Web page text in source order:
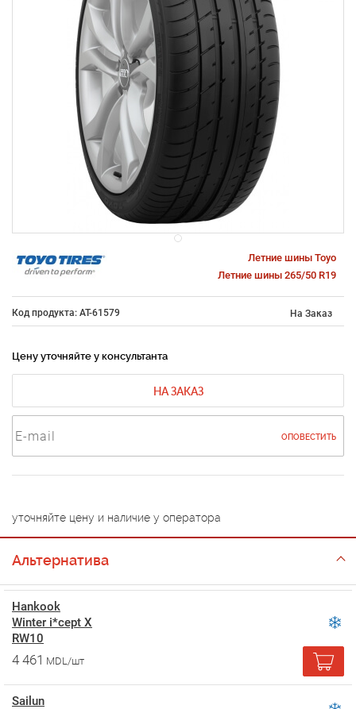
Летние шины Toyo
Летние шины 265/50 R19
Код продукта: AT-61579 На Заказ
Цену уточняйте у консультанта
НА ЗАКАЗ
ОПОВЕСТИТЬ
уточняйте цену и наличие у оператора
Альтернатива
Hankook
Winter i*cept X
RW10
4 461 MDL/шт
Sailun